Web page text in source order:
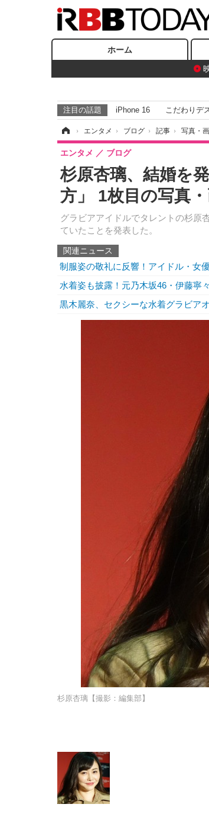
ホーム
注目の話題 iPhone 16 こだわりデ
› エンタメ › ブログ › 記事 › 写真・
杉原杏璃、結婚を
方」 1枚目の写真
グラビアアイドルでタレントの杉原
ていたことを発表した。
エンタメ ブログ
関連ニュース
制服姿の敬礼に反響！アイドル・女
水着姿も披露！元乃木坂46・伊藤寧
黒木麗奈、セクシーな水着グラビア
杉原杏璃【撮影：編集部】